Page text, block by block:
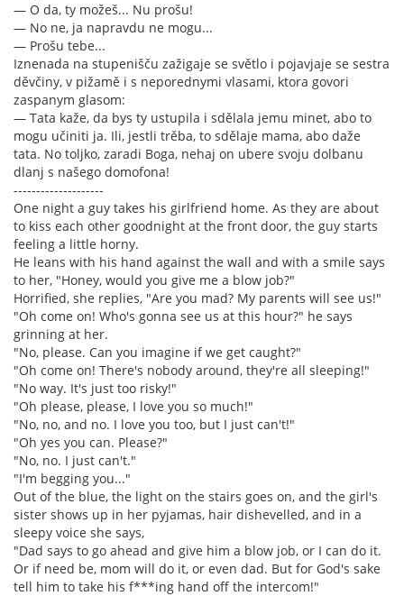
— O da, ty možeš... Nu prošu!
— No ne, ja napravdu ne mogu...
— Prošu tebe...
Iznenada na stupenišču zažigaje se světlo i pojavjaje se sestra
děvčiny, v pižamě i s neporednymi vlasami, ktora govori
zaspanym glasom:
— Tata kaže, da bys ty ustupila i sdělala jemu minet, abo to
mogu učiniti ja. Ili, jestli trěba, to sdělaje mama, abo daže
tata. No toljko, zaradi Boga, nehaj on ubere svoju dolbanu
dlanj s našego domofona!
--------------------
One night a guy takes his girlfriend home. As they are about
to kiss each other goodnight at the front door, the guy starts
feeling a little horny.
He leans with his hand against the wall and with a smile says
to her, "Honey, would you give me a blow job?"
Horrified, she replies, "Are you mad? My parents will see us!"
"Oh come on! Who's gonna see us at this hour?" he says
grinning at her.
"No, please. Can you imagine if we get caught?"
"Oh come on! There's nobody around, they're all sleeping!"
"No way. It's just too risky!"
"Oh please, please, I love you so much!"
"No, no, and no. I love you too, but I just can't!"
"Oh yes you can. Please?"
"No, no. I just can't."
"I'm begging you..."
Out of the blue, the light on the stairs goes on, and the girl's
sister shows up in her pyjamas, hair dishevelled, and in a
sleepy voice she says,
"Dad says to go ahead and give him a blow job, or I can do it.
Or if need be, mom will do it, or even dad. But for God's sake
tell him to take his f***ing hand off the intercom!"